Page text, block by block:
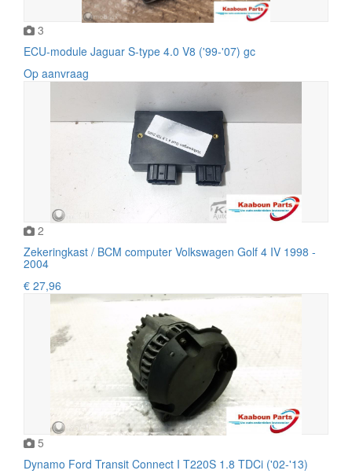
3
ECU-module Jaguar S-type 4.0 V8 ('99-'07) gc
Op aanvraag
2
Zekeringkast / BCM computer Volkswagen Golf 4 IV 1998 -
2004
€ 27,96
5
Dynamo Ford Transit Connect I T220S 1.8 TDCi ('02-'13)